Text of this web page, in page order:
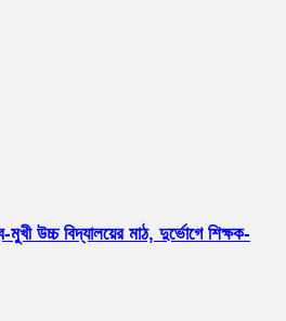
উচ্চ বিদ্যালয়ের মাঠ, দুর্ভোগে শিক্ষক-